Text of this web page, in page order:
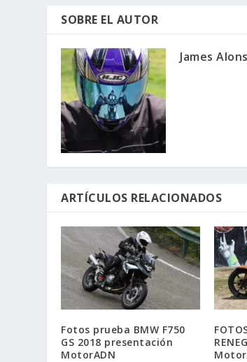
SOBRE EL AUTOR
James
ARTÍCULOS RELACIONADOS
Fotos prueba BMW F750
GS 2018 presentación
MotorADN